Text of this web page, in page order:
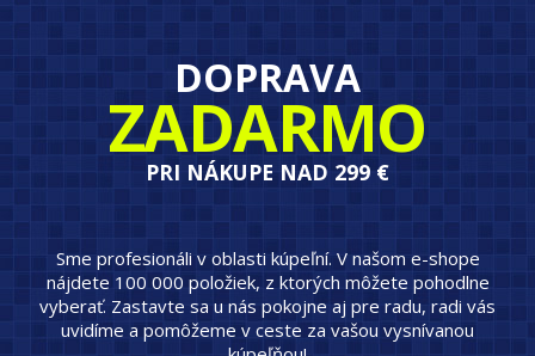
DOPRAVA
ZADARMO
PRI NÁKUPE NAD 299 €
Sme profesionáli v oblasti kúpeľní. V našom e-shope
nájdete 100 000 položiek, z ktorých môžete pohodlne
vyberať. Zastavte sa u nás pokojne aj pre radu, radi vás
uvidíme a pomôžeme v ceste za vašou vysnívanou